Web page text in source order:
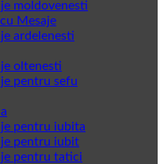
moldovenesti
Mesaje
ardelenesti
oltenesti
pentru sefu
pentru iubita
pentru iubit
pentru tatici